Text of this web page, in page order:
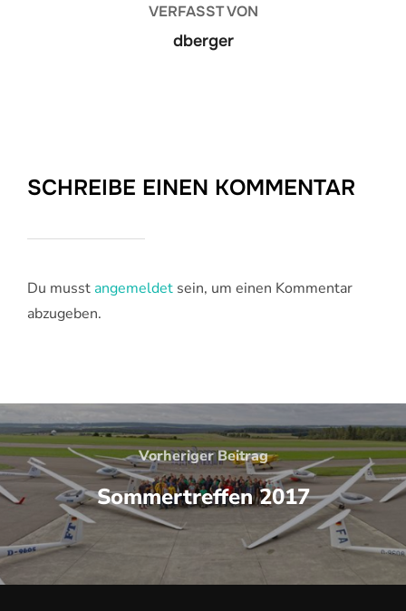
VERFASST VON
dberger
SCHREIBE EINEN KOMMENTAR
Du musst angemeldet sein, um einen Kommentar
abzugeben.
Beitrags-
Navigation
Vorheriger
Beitrag
Vorheriger Beitrag
Sommertreffen 2017